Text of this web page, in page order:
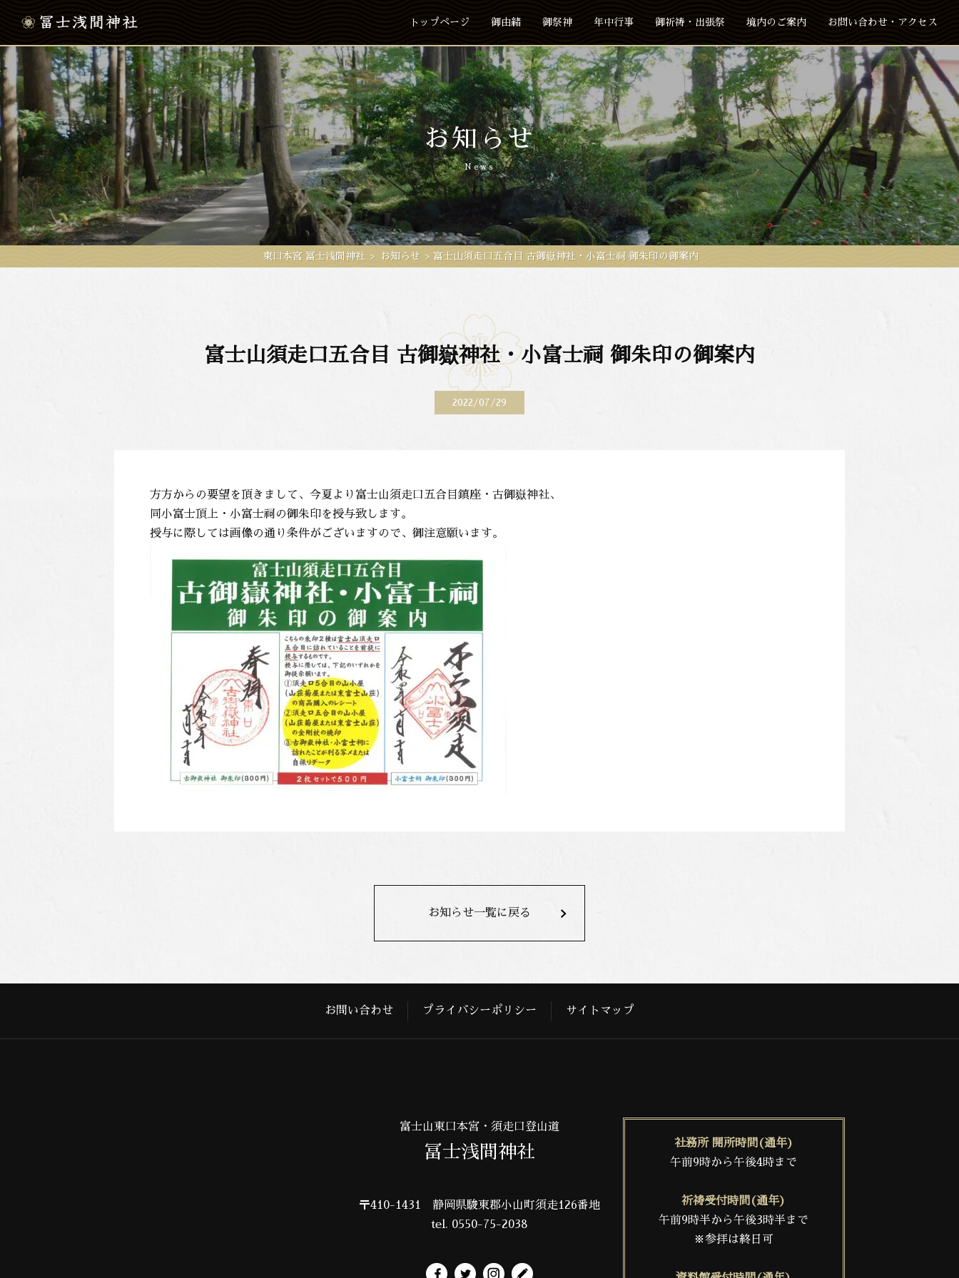
トップページ 御由緒 御祭神 年中行事 御祈祷・出張祭 境内のご案内 お問い合わせ・アクセス
お知らせ
News
東口本宮 冨士浅間神社 > お知らせ > 富士山須走口五合目 古御嶽神社・小富士祠 御朱印の御案内
富士山須走口五合目 古御嶽神社・小富士祠 御朱印の御案内
2022/07/29
方方からの要望を頂きまして、今夏より富士山須走口五合目鎮座・古御嶽神社、
同小富士頂上・小富士祠の御朱印を授与致します。
授与に際しては画像の通り条件がございますので、御注意願います。
お知らせ一覧に戻る
お問い合わせ プライバシーポリシー サイトマップ
富士山東口本宮・須走口登山道
冨士浅間神社
〒410-1431
静岡県駿東郡小山町須走126番地
tel. 0550-75-2038
社務所 開所時間(通年)
午前9時から午後4時まで
祈祷受付時間(通年)
午前9時半から午後3時半まで
※参拝は終日可